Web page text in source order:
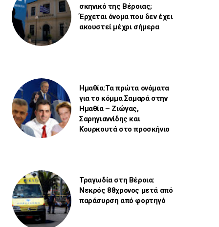
σκηνικό της Βέροιας;
Έρχεται όνομα που δεν έχει
ακουστεί μέχρι σήμερα
Ημαθία:Τα πρώτα ονόματα
για το κόμμα Σαμαρά στην
Ημαθία – Ζιώγας,
Σαρηγιαννίδης και
Κουρκουτά στο προσκήνιο
Τραγωδία στη Βέροια:
Νεκρός 88χρονος μετά από
παράσυρση από φορτηγό